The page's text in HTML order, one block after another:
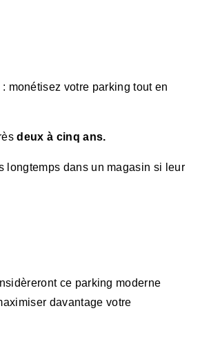
monétisez votre parking tout en
deux à cinq ans.
longtemps dans un magasin si leur
ce parking moderne
davantage votre